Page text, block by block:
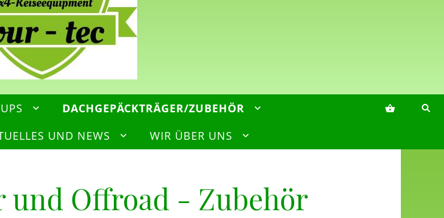
DACHGEPÄCKTRÄGER/ZUBEHÖR
UND NEWS WIR ÜBER UNS
und Offroad - Zubehör